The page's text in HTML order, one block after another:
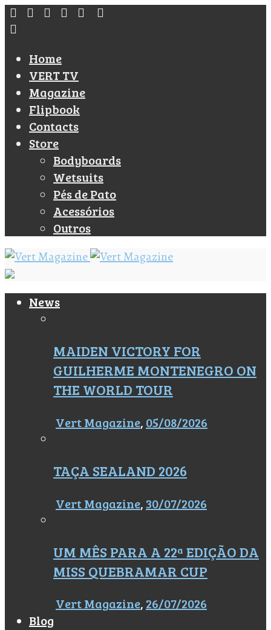
Home
VERT TV
Magazine
Flipbook
Contacts
Store
Bodyboards
Wetsuits
Pés de Pato
Acessórios
Outros
News
MAIDEN VICTORY FOR
GUILHERME MONTENEGRO ON
THE WORLD TOUR
Vert Magazine, 05/08/2026
TAÇA SEALAND 2026
Vert Magazine, 30/07/2026
UM MÊS PARA A 22ª EDIÇÃO DA
MISS QUEBRAMAR CUP
Vert Magazine, 26/07/2026
Blog